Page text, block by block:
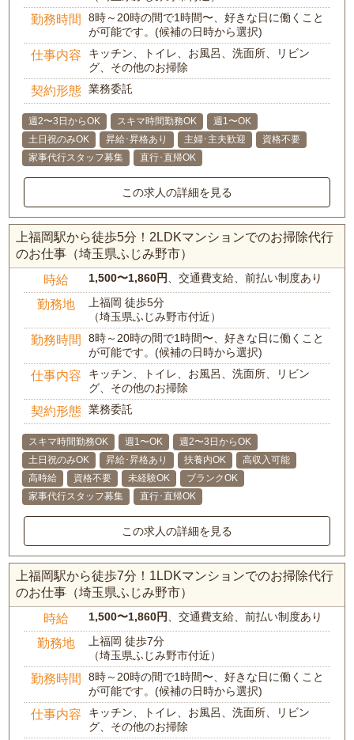
勤務時間
8時～20時の間で1時間〜、好きな日に働くこと
が可能です。(候補の日時から選択)
仕事内容
キッチン、トイレ、お風呂、洗面所、リビン
グ、その他のお掃除
契約形態 業務委託
週2〜3日からOK スキマ時間勤務OK
週1〜OK
土日祝のみOK
昇給･昇格あり 主婦･主夫歓迎
資格不要
家事代行スタッフ募集
直行･直帰OK
この求人の詳細を見る
上福岡駅から徒歩5分！2LDKマンションでのお掃除代行
のお仕事（埼玉県ふじみ野市）
時給 1,500〜1,860円 、交通費支給、前払い制度あり
勤務地
上福岡 徒歩5分
（埼玉県ふじみ野市付近）
勤務時間
8時～20時の間で1時間〜、好きな日に働くこと
が可能です。(候補の日時から選択)
仕事内容
キッチン、トイレ、お風呂、洗面所、リビン
グ、その他のお掃除
契約形態 業務委託
スキマ時間勤務OK 週1〜OK
週2〜3日からOK
土日祝のみOK
昇給･昇格あり 扶養内OK
高収入可能
高時給
資格不要 未経験OK
ブランクOK
家事代行スタッフ募集
直行･直帰OK
この求人の詳細を見る
上福岡駅から徒歩7分！1LDKマンションでのお掃除代行
のお仕事（埼玉県ふじみ野市）
時給 1,500〜1,860円 、交通費支給、前払い制度あり
勤務地
上福岡 徒歩7分
（埼玉県ふじみ野市付近）
勤務時間
8時～20時の間で1時間〜、好きな日に働くこと
が可能です。(候補の日時から選択)
仕事内容
キッチン、トイレ、お風呂、洗面所、リビン
グ、その他のお掃除